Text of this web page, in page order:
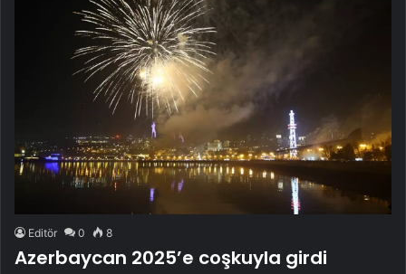
Editör 0 8
Azerbaycan 2025’e coşkuyla girdi